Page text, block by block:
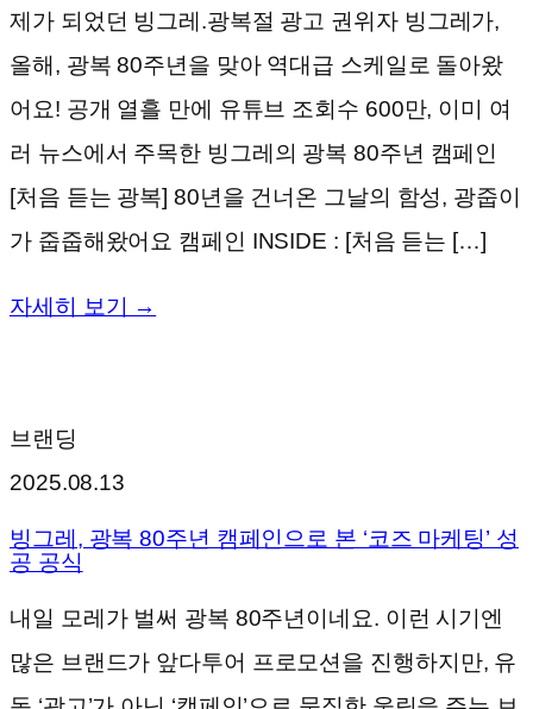
제가 되었던 빙그레.광복절 광고 권위자 빙그레가,
올해, 광복 80주년을 맞아 역대급 스케일로 돌아왔
어요! 공개 열흘 만에 유튜브 조회수 600만, 이미 여
러 뉴스에서 주목한 빙그레의 광복 80주년 캠페인
[처음 듣는 광복] 80년을 건너온 그날의 함성, 광줍이
가 줍줍해왔어요 캠페인 INSIDE : [처음 듣는 […]
자세히 보기 →
브랜딩
2025.08.13
빙그레, 광복 80주년 캠페인으로 본 ‘코즈 마케팅’ 성
공 공식
내일 모레가 벌써 광복 80주년이네요. 이런 시기엔
많은 브랜드가 앞다투어 프로모션을 진행하지만, 유